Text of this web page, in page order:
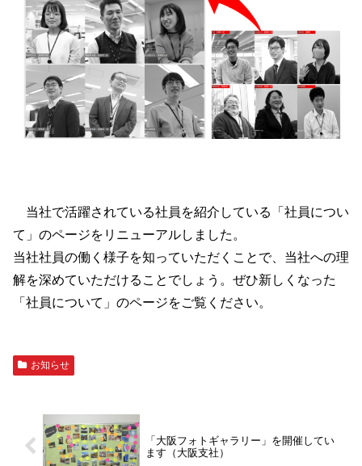
当社で活躍されている社員を紹介している「社員につい
て」のページをリニューアルしました。
当社社員の働く様子を知っていただくことで、当社への理
解を深めていただけることでしょう。ぜひ新しくなった
「社員について」のページをご覧ください。
お知らせ
「大阪フォトギャラリー」を開催してい
ます（大阪支社）